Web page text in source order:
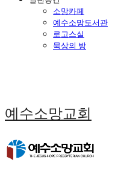
소망카페
예수소망도서관
로고스실
묵상의 방
예수소망교회